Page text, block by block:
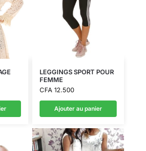
LEGGINGS SPORT POUR
FEMME
CFA12.500
Ajouter au panier